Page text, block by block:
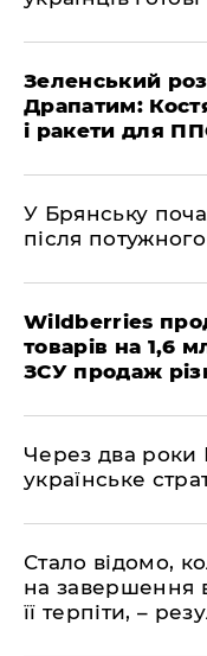
Зеленський
Драпатим:
і ракети для
У Брянську
після
Wildberries
товарів на 1,6
ЗСУ продаж
Через два роки
українське
Стало відомо,
на завершення
її терпіти, –